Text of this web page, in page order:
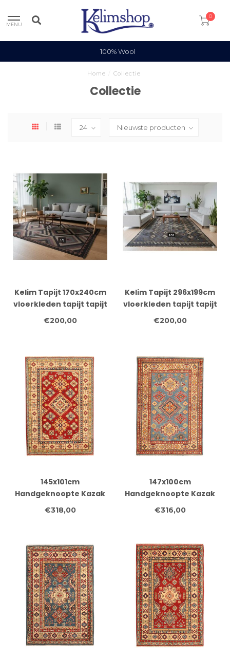
MENU
0
100% Wool
Home Collectie
Collectie
Kelim Tapijt 170x240cm
vloerkleden tapijt tapijt
tapijten klede
€200,00
Kelim Tapijt 296x199cm
vloerkleden tapijt tapijt
tapijten klede
€200,00
145x101cm
Handgeknoopte Kazak
Afghan Tapijt – Wol &
Ambachtelijk
€318,00
147x100cm
Handgeknoopte Kazak
Afghan Tapijt – Wol &
Ambachtelijk
€316,00